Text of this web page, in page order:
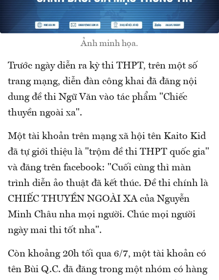
Ảnh minh họa.
Trước ngày diễn ra kỳ thi THPT, trên một số
trang mạng, diễn đàn công khai đã đăng nội
dung đề thi Ngữ Văn vào tác phẩm "Chiếc
thuyền ngoài xa".
Một tài khoản trên mạng xã hội tên Kaito Kid
đã tự giới thiệu là "trộm đề thi THPT quốc gia"
và đăng trên facebook: "Cuối cùng thì màn
trình diễn ảo thuật đã kết thúc. Đề thi chính là
CHIẾC THUYỀN NGOÀI XA của Nguyễn
Minh Châu nha mọi người. Chúc mọi người
ngày mai thi tốt nha".
Còn khoảng 20h tối qua 6/7, một tài khoản có
tên Bùi Q.C. đã đăng trong một nhóm có hàng